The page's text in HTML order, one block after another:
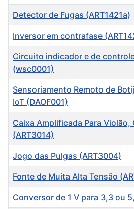
Detector de Fugas (ART1421a)
Inversor em contrafase
Circuito indicador e de
(wsc0001)
Sensoriamento Remoto de
IoT (DAOF001)
Caixa Amplificada Para Violão,
(ART3014)
Jogo das Pulgas (ART3004)
Fonte de Muita Alta Tensão
Conversor de 1 V para 3,3 ou